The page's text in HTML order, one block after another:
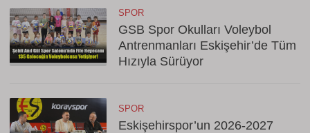
SPOR
GSB Spor Okulları Voleybol
Antrenmanları Eskişehir’de Tüm
Hızıyla Sürüyor
SPOR
Eskişehirspor’un 2026-2027